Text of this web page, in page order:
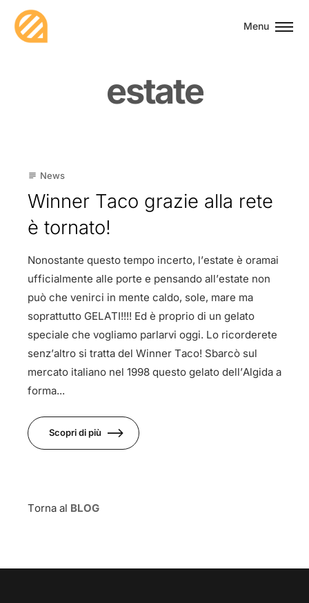
Menu
estate
19
subject News
Winner Taco grazie alla rete
è tornato!
Nonostante questo tempo incerto, l’estate è oramai
ufficialmente alle porte e pensando all’estate non
può che venirci in mente caldo, sole, mare ma
soprattutto GELATI!!!! Ed è proprio di un gelato
speciale che vogliamo parlarvi oggi. Lo ricorderete
senz’altro si tratta del Winner Taco! Sbarcò sul
mercato italiano nel 1998 questo gelato dell’Algida a
forma...
Scopri di più
Torna al BLOG